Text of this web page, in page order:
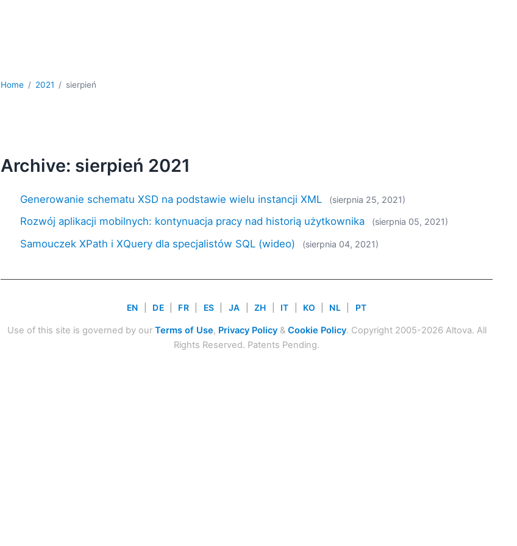
Home 2021 sierpień
Archive: sierpień 2021
Generowanie schematu XSD na podstawie wielu instancji XML (sierpnia 25, 2021)
Rozwój aplikacji mobilnych: kontynuacja pracy nad historią użytkownika (sierpnia 05, 2021)
Samouczek XPath i XQuery dla specjalistów SQL (wideo) (sierpnia 04, 2021)
EN DE FR ES JA ZH IT KO NL PT
Use of this site is governed by our Terms of Use, Privacy Policy& Cookie Policy. Copyright 2005-2026 Altova. All
Rights Reserved. Patents Pending.